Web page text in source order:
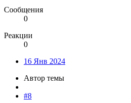
Сообщения
0
Реакции
0
16 Янв 2024
Автор темы
#8